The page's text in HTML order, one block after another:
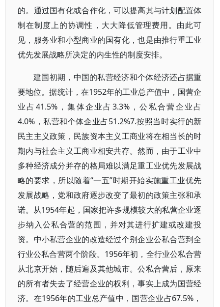
的。通过国有化或合作化，可以提高其与计划配置体
制在制度上的协调性，大大降低管理费用。由此可
见，服务业和小型商业的国有化，也是由推行重工业
优先发展战略所决定的内生性的制度安排。
建国初期，中国的私营经济和个体经济还占据重
要地位。据统计，在1952年的工业总产值中，国营企
业占41.5%，集体企业占3.3%，公私合营企业占
4.0%，私营和个体企业占51.2%7.按照当时实行的新
民主主义政策，民族资本主义工商业将在相当长的时
期内与社会主义工商业相安共存。然而，由于工业中
多种经济成分并存的格局难以满足重工业优先发展战
略的要求，所以随着“一五”时期开始实施重工业优先
发展战略，党和政府逐步改变了最初的政策主张和承
诺。从1954年起，国家把许多规模较大的私营企业逐
步纳入公私合营的范围，并对其进行扩建或改建投
资。中小私营企业的改造经过个别企业公私合营到全
行业公私合营两个阶段。1956年初，全行业公私合营
从北京开始，随后遍及其他城市。公私合营后，原来
的所有者失去了经营企业的权利，事实上成为国营经
济。在1956年的工业总产值中，国营企业占67.5%，